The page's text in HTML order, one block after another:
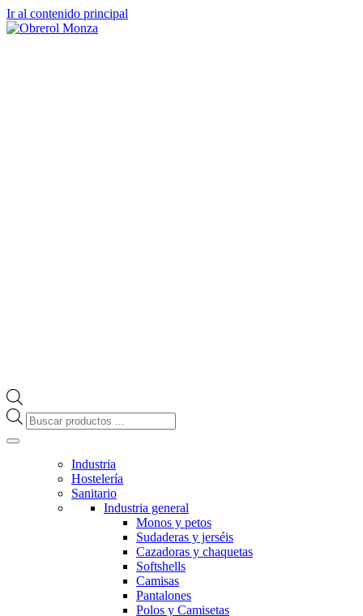
Ir al contenido principal
Búsqueda
de
Industria
Hostelería
Sanitario
Industria general
Monos y petos
Sudaderas y jerséis
Cazadoras y chaquetas
Softshells
Camisas
Pantalones
Polos y Camisetas